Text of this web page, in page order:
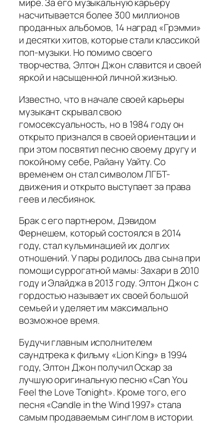
мире. За его музыкальную карьеру
насчитывается более 300 миллионов
проданных альбомов, 14 наград «Грэмми»
и десятки хитов, которые стали классикой
поп-музыки. Но помимо своего
творчества, Элтон Джон славится и своей
яркой и насыщенной личной жизнью.
Известно, что в начале своей карьеры
музыкант скрывал свою
гомосексуальность, но в 1984 году он
открыто признался в своей ориентации и
при этом посвятил песню своему другу и
покойному себе, Райану Уайту. Со
временем он стал символом ЛГБТ-
движения и открыто выступает за права
геев и лесбиянок.
Брак с его партнером, Дэвидом
Фернешем, который состоялся в 2014
году, стал кульминацией их долгих
отношений. У пары родилось два сына при
помощи суррогатной мамы: Захари в 2010
году и Элайджа в 2013 году. Элтон Джон с
гордостью называет их своей большой
семьей и уделяет им максимально
возможное время.
Будучи главным исполнителем
саундтрека к фильму «Lion King» в 1994
году, Элтон Джон получил Оскар за
лучшую оригинальную песню «Can You
Feel the Love Tonight». Кроме того, его
песня «Candle in the Wind 1997» стала
самым продаваемым синглом в истории.